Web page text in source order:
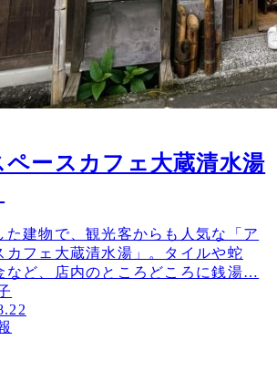
ペースカフェ大蔵清水湯
た建物で、観光客からも人気な「ア
カフェ大蔵清水湯」。タイルや蛇
など、店内のところどころに銭湯…